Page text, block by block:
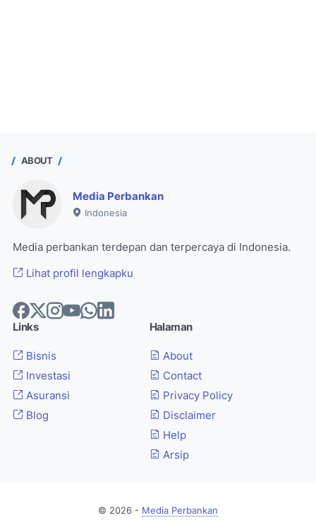
ABOUT
Media Perbankan
Indonesia
Media perbankan terdepan dan terpercaya di Indonesia.
Lihat profil lengkapku
Links
Bisnis
Investasi
Asuransi
Blog
Halaman
About
Contact
Privacy Policy
Disclaimer
Help
Arsip
© 2026 - Media Perbankan